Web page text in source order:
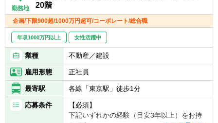
■会社・事業の魅力
複雑化多様化する数々の社会課題に対し、人
の知恵を結集し解決することで「はたらく」
を楽しくする。我々はこれをミッションにし
ています。HR Techのリーディングカンパニ
ーとして、顧客数1,200法人グループ、契約
継続率98%、大手企業グループ3社に1社がお
客様、定額サービス料をベースに無償バージ
ョンアップをし、常に人事業務の最先端を機
能として網羅し提供。つまり、世の中の「働
■上場会社としての決算発表・法定開示に必
要なグループ連結決算（IFRS）の全体進捗管
理、組織全体の業務効率化推進、グループ重
要会計論点対応（課題把握・解決策検討・監
査法人調整等）において中心的役割を担う
■将来の組織責任者候補としても期待
【具体的な仕事内容】
■グループ連結決算業務の実務取り纏め
┗全体進捗管理
┗高難度連結話題対応
勤務地
20階
企画/下限900超/1000万円超可/コーポレート/総合職
年収1000万円以上 女性活躍中
業種 不動産／建設
雇用形態 正社員
最寄駅 各線「東京駅」徒歩1分
応募条件
【必須】
下記いずれかの経験（目安3年以上）をお持